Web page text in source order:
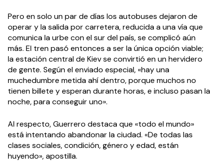
Pero en solo un par de días los autobuses dejaron de
operar y la salida por carretera, reducida a una vía que
comunica la urbe con el sur del país, se complicó aún
más. El tren pasó entonces a ser la única opción viable;
la estación central de Kiev se convirtió en un hervidero
de gente. Según el enviado especial, «hay una
muchedumbre metida ahí dentro, porque muchos no
tienen billete y esperan durante horas, e incluso pasan la
noche, para conseguir uno».
Al respecto, Guerrero destaca que «todo el mundo»
está intentando abandonar la ciudad. «De todas las
clases sociales, condición, género y edad, están
huyendo», apostilla.